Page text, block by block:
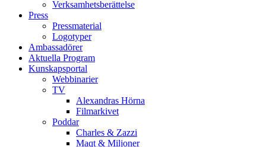
Verksamhetsberättelse
Press
Pressmaterial
Logotyper
Ambassadörer
Aktuella Program
Kunskapsportal
Webbinarier
TV
Alexandras Hörna
Filmarkivet
Poddar
Charles & Zazzi
Maqt & Miljoner